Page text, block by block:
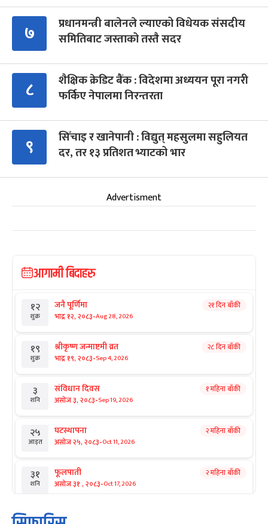
७
प्रधानमन्त्री बालेनले ल्याएको विधेयक संसदीय
समितिबाट जस्ताको तस्तै सदर
८
शैक्षिक क्रेडिट बैंक : विदेशमा अध्ययन पूरा नगरी
फर्किए नेपालमा निरन्तरता
९
सिँचाइ र खानेपानी : विद्युत् महसुलमा सहुलियत
दर, तर १३ प्रतिशत भ्याटको भार
Advertisment
आगामी बिदाहरु
१२
शुक्र
जनै पूर्णिमा
भाद्र १२, २०८३-Aug 28, 2026
२१ दिन बाँकी
१९
शुक्र
श्रीकृष्ण जन्माष्टमी व्रत
भाद्र १९, २०८३-Sep 4, 2026
२८ दिन बाँकी
३
शनि
संविधान दिवस
असोज ३, २०८३-Sep 19, 2026
१ महिना बाँकी
२५
आइत
घटस्थापना
असोज २५, २०८३-Oct 11, 2026
२ महिना बाँकी
३१
शनि
फूलपाती
असोज ३१ , २०८३-Oct 17, 2026
२ महिना बाँकी
१ कार्तिक सङ्क्रान्ति